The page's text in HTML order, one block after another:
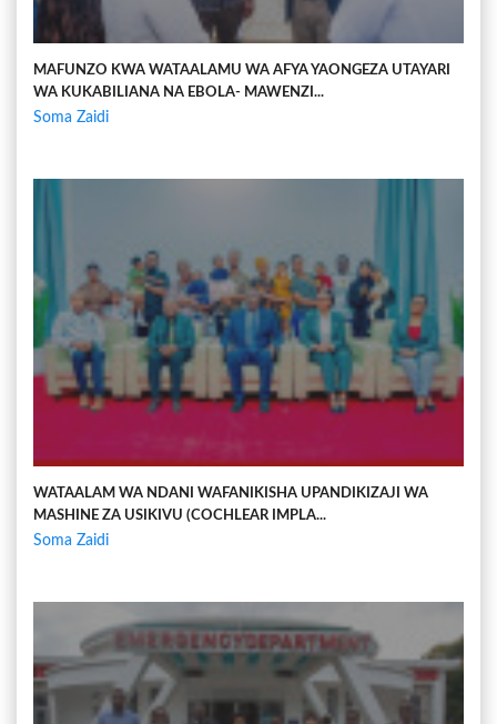
MAFUNZO KWA WATAALAMU WA AFYA YAONGEZA UTAYARI
WA KUKABILIANA NA EBOLA- MAWENZI...
Soma Zaidi
WATAALAM WA NDANI WAFANIKISHA UPANDIKIZAJI WA
MASHINE ZA USIKIVU (COCHLEAR IMPLA...
Soma Zaidi